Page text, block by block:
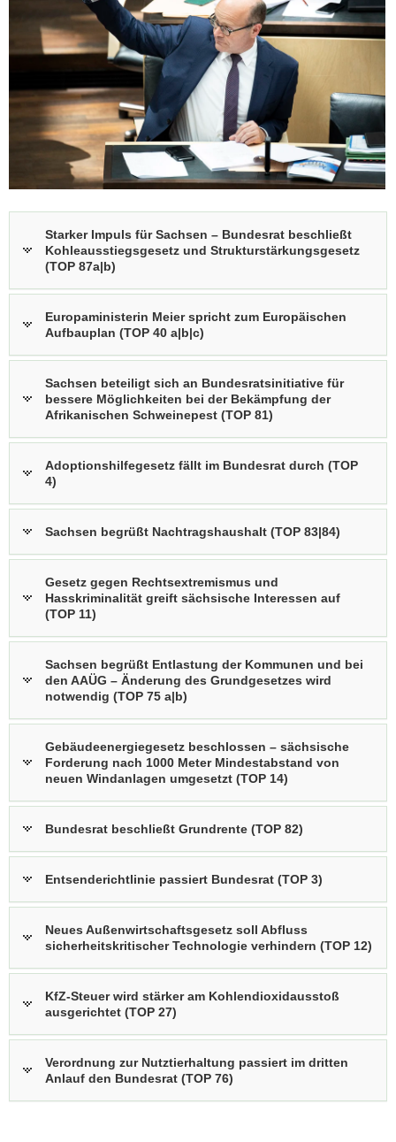
(© tokography/Tobias Koch)
Ministerpräsident Michael Kretschmer
spricht im Deutschen Bundestag zu
Kohleausstieg & Strukturwandel
Starker Impuls für Sachsen – Bundesrat beschließt
Kohleausstiegsgesetz und Strukturstärkungsgesetz
(TOP 87a|b)
Europaministerin Meier spricht zum Europäischen
Aufbauplan (TOP 40 a|b|c)
Sachsen beteiligt sich an Bundesratsinitiative für
bessere Möglichkeiten bei der Bekämpfung der
Afrikanischen Schweinepest (TOP 81)
Adoptionshilfegesetz fällt im Bundesrat durch (TOP
4)
Sachsen begrüßt Nachtragshaushalt (TOP 83|84)
Gesetz gegen Rechtsextremismus und
Hasskriminalität greift sächsische Interessen auf
(TOP 11)
Sachsen begrüßt Entlastung der Kommunen und bei
den AAÜG – Änderung des Grundgesetzes wird
notwendig (TOP 75 a|b)
Gebäudeenergiegesetz beschlossen – sächsische
Forderung nach 1000 Meter Mindestabstand von
neuen Windanlagen umgesetzt (TOP 14)
Bundesrat beschließt Grundrente (TOP 82)
Entsenderichtlinie passiert Bundesrat (TOP 3)
Neues Außenwirtschaftsgesetz soll Abfluss
sicherheitskritischer Technologie verhindern (TOP 12)
KfZ-Steuer wird stärker am Kohlendioxidausstoß
ausgerichtet (TOP 27)
Verordnung zur Nutztierhaltung passiert im dritten
Anlauf den Bundesrat (TOP 76)